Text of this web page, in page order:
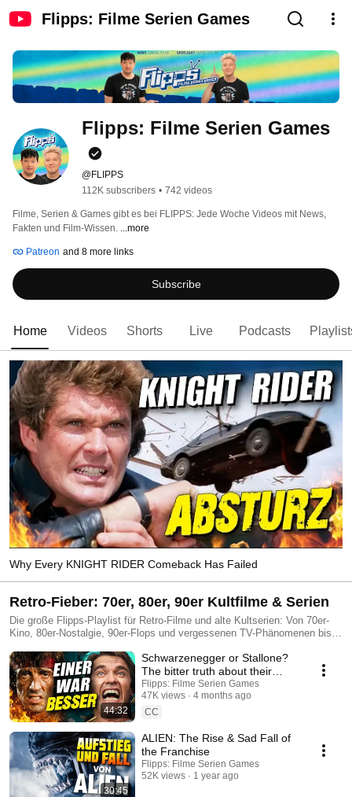
Flipps: Filme Serien Games
Flipps: Filme Serien Games
@FLIPPS
112K subscribers • 742 videos
Filme, Serien & Games gibt es bei FLIPPS: Jede Woche Videos mit News,
Fakten und Film-Wissen. ...more
Patreon and 8 more links
Subscribe
Home Videos Shorts Live Podcasts
Why Every KNIGHT RIDER Comeback Has Failed
Retro-Fieber: 70er, 80er, 90er Kultfilme & Serien
Die große Flipps-Playlist für Retro-Filme und alte Kultserien: Von 70er-
Kino, 80er-Nostalgie, 90er-Flops und vergessenen TV-Phänomenen bis
vergessen sind - und wir fragen uns: Warum haben wir das eigentlich
geliebt?
44:32
Schwarzenegger or Stallone?
The bitter truth about their
careers
Flipps: Filme Serien Games
47K views
4 months ago
CC
30:45
ALIEN: The Rise & Sad Fall of
the Franchise
Flipps: Filme Serien Games
52K views
1 year ago